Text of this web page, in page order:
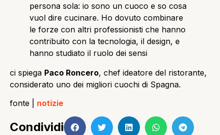
persona sola: io sono un cuoco e so cosa
vuol dire cucinare. Ho dovuto combinare
le forze con altri professionisti che hanno
contribuito con la tecnologia, il design, e
hanno studiato il ruolo dei sensi
ci spiega Paco Roncero, chef ideatore del ristorante,
considerato uno dei migliori cuochi di Spagna.
fonte | notizie
Condividi